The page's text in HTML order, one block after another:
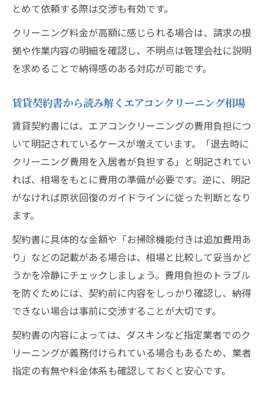
とめて依頼する際は交渉も有効です。
クリーニング料金が高額に感じられる場合は、請求の根
拠や作業内容の明細を確認し、不明点は管理会社に説明
を求めることで納得感のある対応が可能です。
賃貸契約書から読み解くエアコンクリーニング相場
賃貸契約書には、エアコンクリーニングの費用負担につ
いて明記されているケースが増えています。「退去時に
クリーニング費用を入居者が負担する」と明記されてい
れば、相場をもとに費用の準備が必要です。逆に、明記
がなければ原状回復のガイドラインに従った判断となり
ます。
契約書に具体的な金額や「お掃除機能付きは追加費用あ
り」などの記載がある場合は、相場と比較して妥当かど
うかを冷静にチェックしましょう。費用負担のトラブル
を防ぐためには、契約前に内容をしっかり確認し、納得
できない場合は事前に交渉することが大切です。
契約書の内容によっては、ダスキンなど指定業者でのク
リーニングが義務付けられている場合もあるため、業者
指定の有無や料金体系も確認しておくと安心です。